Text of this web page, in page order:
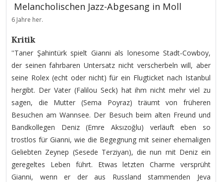
Melancholischen Jazz-Abgesang in Moll
6 Jahre her.
Kritik
''Taner Şahintürk spielt Gianni als lonesome Stadt-Cowboy,
der seinen fahrbaren Untersatz nicht verscherbeln will, aber
seine Rolex (echt oder nicht) für ein Flugticket nach Istanbul
hergibt. Der Vater (Falilou Seck) hat ihm nicht mehr viel zu
sagen, die Mutter (Sema Poyraz) träumt von früheren
Besuchen am Wannsee. Der Besuch beim alten Freund und
Bandkollegen Deniz (Emre Aksızoğlu) verläuft eben so
trostlos für Gianni, wie die Begegnung mit seiner ehemaligen
Geliebten Zeynep (Sesede Terziyan), die nun mit Deniz ein
geregeltes Leben führt. Etwas letzten Charme versprüht
Gianni, wenn er der aus Russland stammenden Jeva